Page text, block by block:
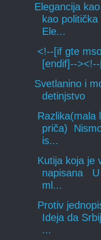
Elegancija
kao
Ele...
<!--[if gte
[endif]--
Svetlanino i
detinjstvo
Razlika(mala
priča)
is...
Kutija koja je
napisana U
ml...
Protiv
Ideja da
...